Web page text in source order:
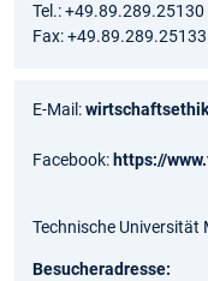
Tel.: +49.89.289.25130
Fax: +49.89.289.25133
E-Mail:
Facebook: https://
Technische Universität
Besucheradresse: